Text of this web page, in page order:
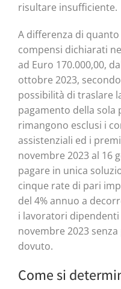
risultare insufficiente.
A differenza di
compensi dichiarati
ad Euro 170.000,00,
ottobre 2023,
possibilità di traslare
pagamento della sola
rimangono esclusi i
assistenziali ed i
novembre 2023 al 16
pagare in unica
cinque rate di pari
del 4% annuo a
i lavoratori dipendenti
novembre 2023
dovuto.
Come si